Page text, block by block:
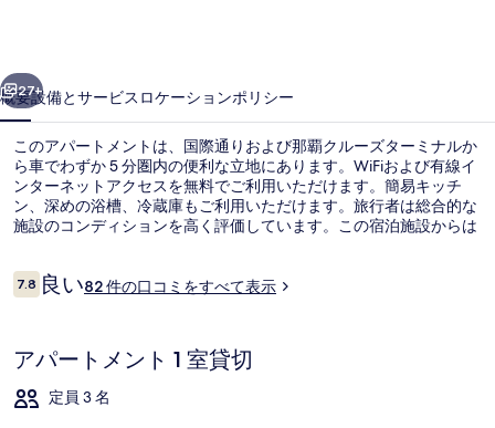
写
真
ギ
ャ
ラ
ー
27+
概要設備とサービス ロケーションポリシー
このアパートメントは、国際通りおよび那覇クルーズターミナルか
ら車でわずか 5 分圏内の便利な立地にあります。WiFiおよび有線イ
ンターネットアクセスを無料でご利用いただけます。簡易キッチ
ン、深めの浴槽、冷蔵庫もご利用いただけます。旅行者は総合的な
施設のコンディションを高く評価しています。この宿泊施設からは
口
コ
7.810段階中7.8
良い82 件の口コミをすべて表示
アパートメント 1 室貸切
定員 3 名